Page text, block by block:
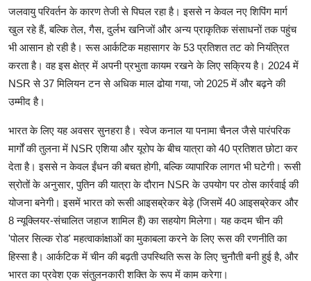
जलवायु परिवर्तन के कारण तेजी से पिघल रहा है। इससे न केवल नए शिपिंग मार्ग
खुल रहे हैं, बल्कि तेल, गैस, दुर्लभ खनिजों और अन्य प्राकृतिक संसाधनों तक पहुंच
भी आसान हो रही है। रूस आर्कटिक महासागर के 53 प्रतिशत तट को नियंत्रित
करता है। वह इस क्षेत्र में अपनी प्रभुता कायम रखने के लिए सक्रिय है। 2024 में
NSR से 37 मिलियन टन से अधिक माल ढोया गया, जो 2025 में और बढ़ने की
उम्मीद है।
भारत के लिए यह अवसर सुनहरा है। स्वेज कनाल या पनामा चैनल जैसे पारंपरिक
मार्गों की तुलना में NSR एशिया और यूरोप के बीच यात्रा को 40 प्रतिशत छोटा कर
देता है। इससे न केवल ईंधन की बचत होगी, बल्कि व्यापारिक लागत भी घटेगी। रूसी
स्रोतों के अनुसार, पुतिन की यात्रा के दौरान NSR के उपयोग पर ठोस कार्रवाई की
योजना बनेगी। इसमें भारत को रूसी आइसब्रेकर बेड़े (जिसमें 40 आइसब्रेकर और
8 न्यूक्लियर-संचालित जहाज शामिल हैं) का सहयोग मिलेगा। यह कदम चीन की
'पोलर सिल्क रोड' महत्वाकांक्षाओं का मुकाबला करने के लिए रूस की रणनीति का
हिस्सा है। आर्कटिक में चीन की बढ़ती उपस्थिति रूस के लिए चुनौती बनी हुई है, और
भारत का प्रवेश एक संतुलनकारी शक्ति के रूप में काम करेगा।